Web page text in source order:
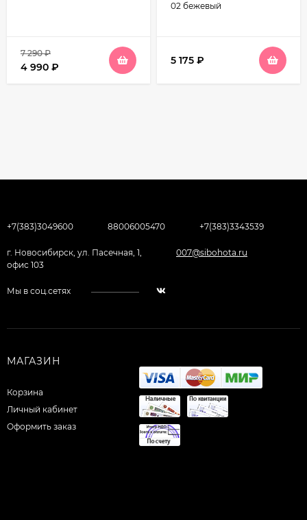
7 290₽
4 990 ₽
02 бежевый
5 175 ₽
+7(383)3049600 88006005470 +7(383)3343539
г. Новосибирск, ул. Пасечная, 1,
офис 103
007@sibohota.ru
Мы в соц.сетях
МАГАЗИН
Корзина
Личный кабинет
Оформить заказ